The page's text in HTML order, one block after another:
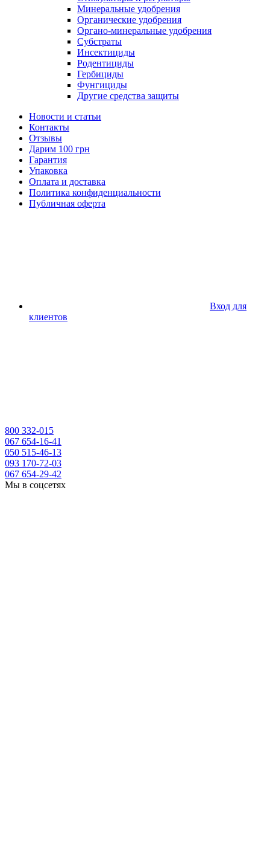
Минеральные удобрения
Органические удобрения
Органо-минеральные удобрения
Субстраты
Инсектициды
Родентициды
Гербициды
Фунгициды
Другие средства защиты
Новости и статьи
Контакты
Отзывы
Дарим 100 грн
Гарантия
Упаковка
Оплата и доставка
Политика конфиденциальности
Публичная оферта
Вход для
клиентов
800 332-015
067 654-16-41
050 515-46-13
093 170-72-03
067 654-29-42
Мы в соцсетях